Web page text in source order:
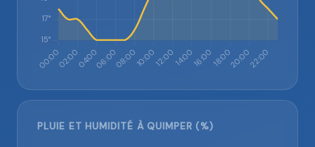
PLUIE ET HUMIDITÉ À QUIMPER (%)